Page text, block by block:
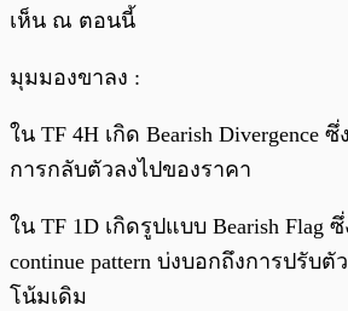
เห็น ณ ตอนนี้
มุมมองขาลง :
ใน TF 4H เกิด Bearish Divergence
การกลับตัวลงไปของราคา
ใน TF 1D เกิดรูปแบบ Bearish Flag
continue pattern บ่งบอกถึงการปรับ
โน้มเดิม